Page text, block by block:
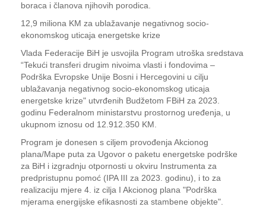
boraca i članova njihovih porodica.
12,9 miliona KM za ublažavanje negativnog socio-
ekonomskog uticaja energetske krize
Vlada Federacije BiH je usvojila Program utroška sredstava
“Tekući transferi drugim nivoima vlasti i fondovima –
Podrška Evropske Unije Bosni i Hercegovini u cilju
ublažavanja negativnog socio-ekonomskog uticaja
energetske krize" utvrđenih Budžetom FBiH za 2023.
godinu Federalnom ministarstvu prostornog uređenja, u
ukupnom iznosu od 12.912.350 KM.
Program je donesen s ciljem provođenja Akcionog
plana/Mape puta za Ugovor o paketu energetske podrške
za BiH i izgradnju otpornosti u okviru Instrumenta za
predpristupnu pomoć (IPA III za 2023. godinu), i to za
realizaciju mjere 4. iz cilja I Akcionog plana "Podrška
mjerama energijske efikasnosti za stambene objekte".